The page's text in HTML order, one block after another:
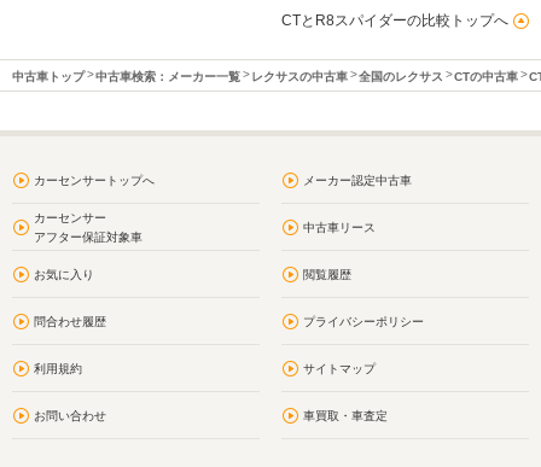
CTとR8スパイダーの比較トップへ
中古車トップ 中古車検索：メーカー一覧 レクサスの中古車 全国のレクサス CTの中古車
カーセンサートップへ メーカー認定中古車
カーセンサー
アフター保証対象車
中古車リース
お気に入り 閲覧履歴
問合わせ履歴 プライバシーポリシー
利用規約 サイトマップ
お問い合わせ 車買取・車査定